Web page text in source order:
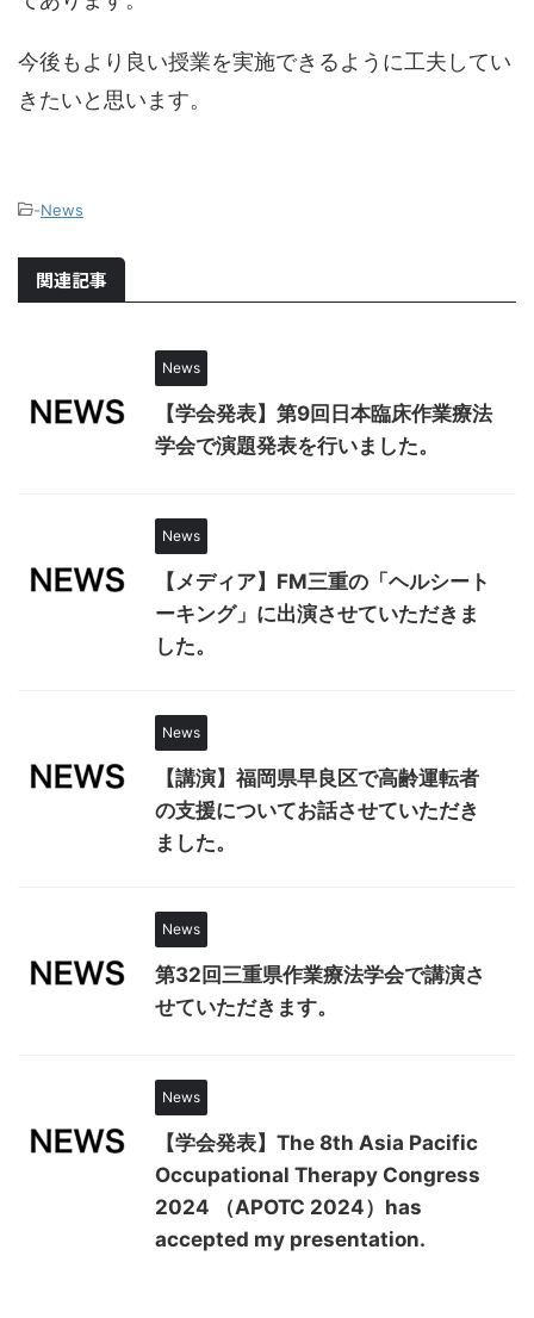
今後もより良い授業を実施できるように工夫してい
きたいと思います。
-News
関連記事
News
【学会発表】第9回日本臨床作業療法
学会で演題発表を行いました。
News
【メディア】FM三重の「ヘルシート
ーキング」に出演させていただきま
した。
News
【講演】福岡県早良区で高齢運転者
の支援についてお話させていただき
ました。
News
第32回三重県作業療法学会で講演さ
せていただきます。
News
【学会発表】The 8th Asia Pacific
Occupational Therapy Congress
2024 （APOTC 2024）has
accepted my presentation.